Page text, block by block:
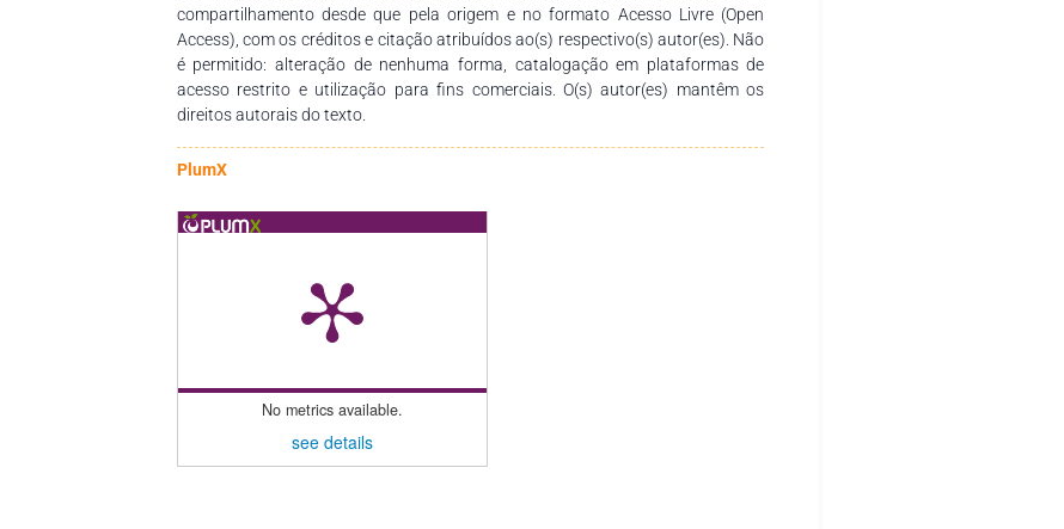
compartilhamento desde que pela origem e no formato Acesso Livre (Open
Access), com os créditos e citação atribuídos ao(s) respectivo(s) autor(es). Não
é permitido: alteração de nenhuma forma, catalogação em plataformas de
acesso restrito e utilização para fins comerciais. O(s) autor(es) mantêm os
direitos autorais do texto.
PlumX
No metrics available.
see details